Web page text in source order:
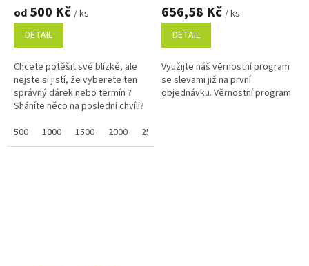
od 500 Kč / ks
DETAIL
Chcete potěšit své blízké, ale
nejste si jistí, že vyberete ten
správný dárek nebo termín ?
Sháníte něco na poslední chvíli?
online a po...
500 1000 1500 2000 2500
656,58 Kč / ks
DETAIL
Využijte náš věrnostní program
se slevami již na první
objednávku. Věrnostní program